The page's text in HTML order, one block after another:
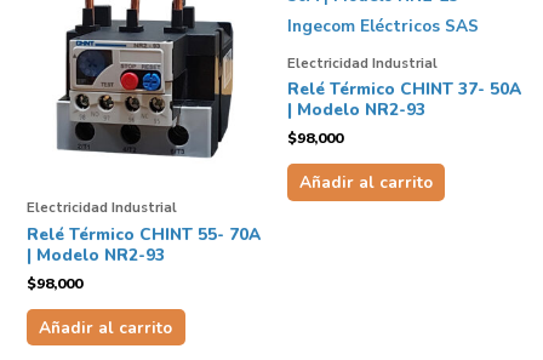
Electricidad Industrial
Relé Térmico CHINT 55- 70A
| Modelo NR2-93
$98,000
Añadir al carrito
Electricidad Industrial
Relé Térmico CHINT 37- 50A
| Modelo NR2-93
$98,000
Añadir al carrito